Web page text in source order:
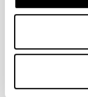
PLAZO
(inclusive).
Externa: 22/04/